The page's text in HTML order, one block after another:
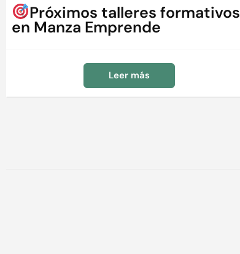
Próximos talleres formativos
en Manza Emprende
Leer más